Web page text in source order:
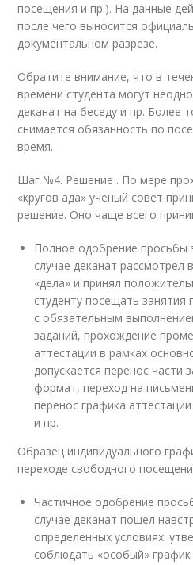
посещения и пр.). На данные
после чего выносится
документальном разрезе.
Обратите внимание, что в
времени студента могут
деканат на беседу и пр. Более
снимается обязанность по
время.
Шаг №4. Решение . По мере
«кругов ада» ученый совет
решение. Оно чаще всего
Полное одобрение просьбы
случае деканат рассмотрел
«дела» и принял
студенту посещать
с обязательным
заданий, прохождение
аттестации в рамках
допускается перенос части
формат, переход на
перенос графика
и пр.
Образец индивидуального
переходе свободного
Частичное одобрение
случае деканат пошел
определенных условиях:
соблюдать «особый»